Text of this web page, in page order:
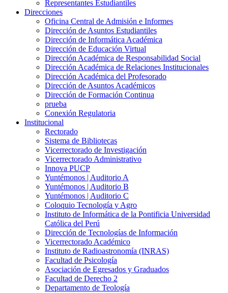
Representantes Estudiantiles
Direcciones
Oficina Central de Admisión e Informes
Dirección de Asuntos Estudiantiles
Dirección de Informática Académica
Dirección de Educación Virtual
Dirección Académica de Responsabilidad Social
Dirección Académica de Relaciones Institucionales
Dirección Académica del Profesorado
Dirección de Asuntos Académicos
Dirección de Formación Continua
prueba
Conexión Regulatoria
Institucional
Rectorado
Sistema de Bibliotecas
Vicerrectorado de Investigación
Vicerrectorado Administrativo
Innova PUCP
Yuntémonos | Auditorio A
Yuntémonos | Auditorio B
Yuntémonos | Auditorio C
Coloquio Tecnología y Agro
Instituto de Informática de la Pontificia Universidad
Católica del Perú
Dirección de Tecnologías de Información
Vicerrectorado Académico
Instituto de Radioastronomía (INRAS)
Facultad de Psicología
Asociación de Egresados y Graduados
Facultad de Derecho 2
Departamento de Teología